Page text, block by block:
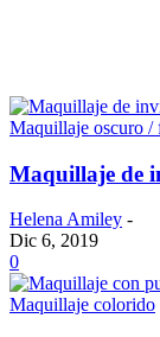
Maquillaje oscuro /
Maquillaje de
Helena Amiley -
Dic 6, 2019
0
Maquillaje colorido